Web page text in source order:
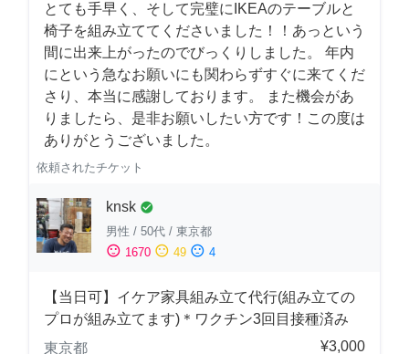
とても手早く、そして完璧にIKEAのテーブルと
椅子を組み立ててくださいました！！あっという
間に出来上がったのでびっくりしました。 年内
にという急なお願いにも関わらずすぐに来てくだ
さり、本当に感謝しております。 また機会があ
りましたら、是非お願いしたい方です！この度は
ありがとうございました。
依頼されたチケット
knsk check_circle
男性 / 50代 / 東京都
sentiment_satisfied 1670 sentiment_neutral 49 sentiment_dissatisfied 4
【当日可】イケア家具組み立て代行(組み立ての
プロが組み立てます)＊ワクチン3回目接種済み
東京都
¥3,000